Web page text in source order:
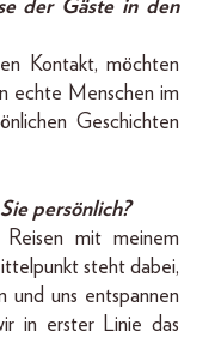
der Gäste in den
Kontakt, möchten
echte Menschen im
Geschichten
persönlich?
Reisen mit meinem
steht dabei,
und uns entspannen
in erster Linie das